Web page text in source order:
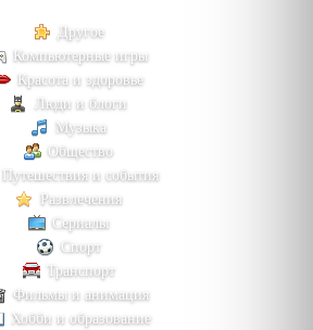
Другое
Компьютерные игры
Красота и здоровье
Люди и блоги
Музыка
Общество
Путешествия и события
Развлечения
Сериалы
Спорт
Транспорт
Фильмы и анимация
Хобби и образование